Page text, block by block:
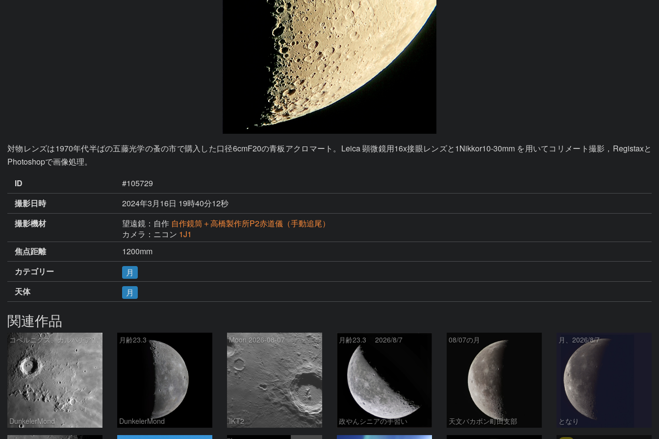
対物レンズは1970年代半ばの五藤光学の蚤の市で購入した口径6cmF20の青板アクロマート。Leica 顕微鏡用16x接眼レンズと1Nikkor10-30mm を用いてコリメート撮影，Registaxと
Photoshopで画像処理。
ID
#105729
撮影日時
2024年3月16日 19時40分12秒
撮影機材
望遠鏡：自作 自作鏡筒＋高橋製作所P2赤道儀（手動追尾）
カメラ：ニコン 1J1
焦点距離
1200mm
カテゴリー
月
天体
月
関連作品
コペルニクス、カルパチア山脈付近
DunkelerMond
月齢23.3
DunkelerMond
Moon 2026-08-07
IKT2
月齢23.3 2026/8/7
政やんシニアの手習い
08/07の月
天文バカボン町田支部
月、2026/8/7
となり